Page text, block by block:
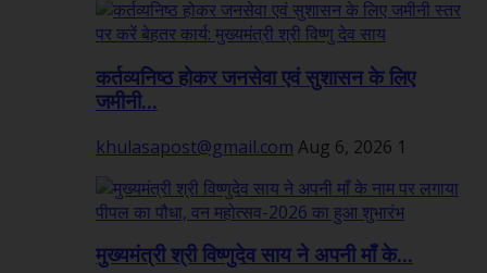
कर्तव्यनिष्ठ होकर जनसेवा एवं सुशासन के लिए
जमीनी...
khulasapost@gmail.com Aug 6, 2026 1
मुख्यमंत्री श्री विष्णुदेव साय ने अपनी माँ के...